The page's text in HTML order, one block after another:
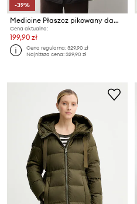
-39%
Medicine Płaszcz pikowany damski
Cena aktualna:
199,90 zł
Cena regularna:329,90 zł
Najniższa cena:329,90 zł